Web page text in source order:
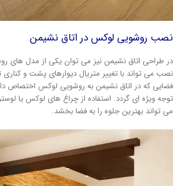
روشویی لوکس در اتاق نشیمن
طراحی اتاق نشیمن نیز می توان یکی از مدل های
می تواند با تغییر متریال دیوارهای پشت و کناری
که در اتاق نشیمن به روشویی لوکس اختصاص داده
ویژه ای گردد. استفاده از چراغ های لوکس یا
تواند بهترین جلوه را به فضا بخشد.